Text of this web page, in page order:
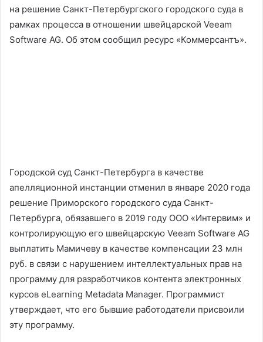
на решение Санкт-Петербургского городского суда в
рамках процесса в отношении швейцарской Veeam
Software AG. Об этом сообщил ресурс «Коммерсантъ».
Городской суд Санкт-Петербурга в качестве
апелляционной инстанции отменил в январе 2020 года
решение Приморского городского суда Санкт-
Петербурга, обязавшего в 2019 году ООО «Интервим» и
контролирующую его швейцарскую Veeam Software AG
выплатить Мамичеву в качестве компенсации 23 млн
руб. в связи с нарушением интеллектуальных прав на
программу для разработчиков контента электронных
курсов eLearning Metadata Manager. Программист
утверждает, что его бывшие работодатели присвоили
эту программу.